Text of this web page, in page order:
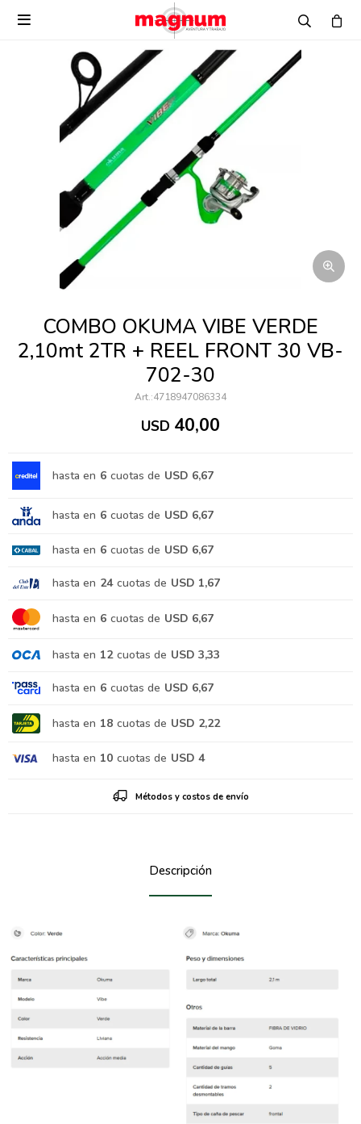

COMBO OKUMA VIBE VERDE
2,10mt 2TR + REEL FRONT 30 VB-
702-30
4718947086334
USD 40,00
hasta en 6 cuotas de USD 6,67
hasta en 6 cuotas de USD 6,67
hasta en 6 cuotas de USD 6,67
hasta en 24 cuotas de USD 1,67
hasta en 6 cuotas de USD 6,67
hasta en 12 cuotas de USD 3,33
hasta en 6 cuotas de USD 6,67
hasta en 18 cuotas de USD 2,22
hasta en 10 cuotas de USD 4
Métodos y costos de envío
Descripción